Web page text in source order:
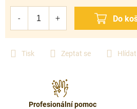
Tisk Zeptat se Hlídat
Profesionální pomoc